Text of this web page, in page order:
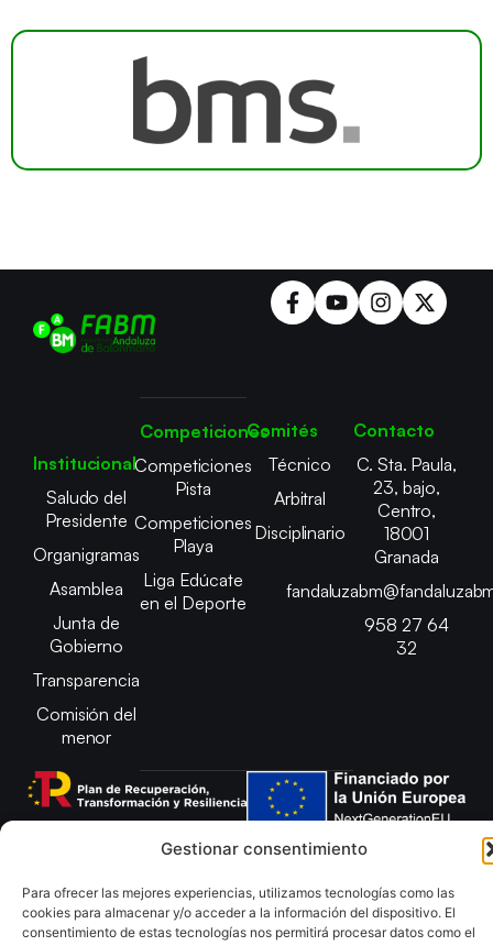
Gestionar consentimiento
Para ofrecer las mejores experiencias, utilizamos tecnologías como las
cookies para almacenar y/o acceder a la información del dispositivo. El
consentimiento de estas tecnologías nos permitirá procesar datos como el
Institucional
Saludo del
Presidente
Organigramas
Asamblea
Junta de
Gobierno
Transparencia
Comisión del
menor
Competiciones
Competiciones
Pista
Competiciones
Playa
Liga Edúcate
en el Deporte
Comités
Técnico
Arbitral
Disciplinario
Contacto
C. Sta. Paula,
23, bajo,
Centro,
18001
Granada
958 27 64
32
Copyright © 2025 Federación Andaluza de Balonmano |
Aviso LegalPolítica de Cookies